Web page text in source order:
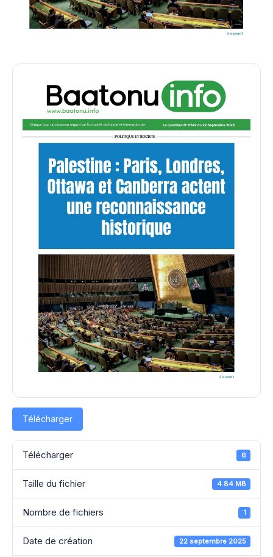
Télécharger
Télécharger 6
Taille du fichier 4.84 MB
Nombre de fichiers 1
Date de création 22 septembre 2025